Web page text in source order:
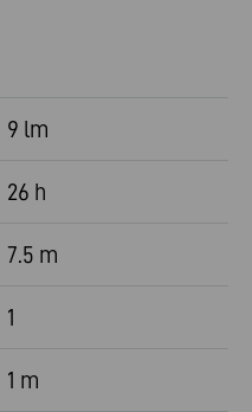
9 lm
26 h
7.5 m
1
1 m